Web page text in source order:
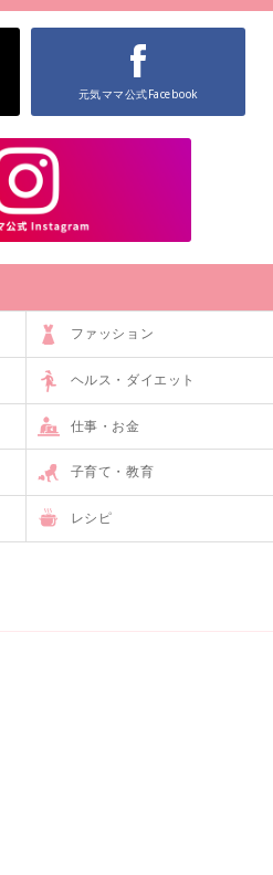
元気ママ公式Facebook
ファッション
ヘルス・ダイエット
仕事・お金
子育て・教育
レシピ